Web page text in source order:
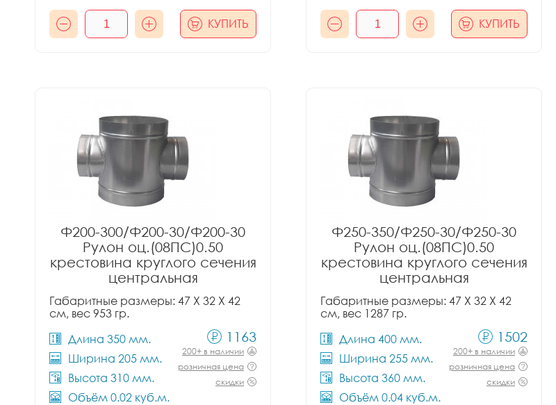
КУПИТЬ КУПИТЬ
Ф200-300/Ф200-30/Ф200-30
Рулон оц.(08ПС)0.50
крестовина круглого сечения
центральная
Габаритные размеры: 47 X 32 X 42
см, вес 953 гр.
Длина 350 мм.
Ширина 205 мм.
Высота 310 мм.
Объём 0.02 куб.м.
1163
200+ в наличии
розничная цена
скидки
Ф250-350/Ф250-30/Ф250-30
Рулон оц.(08ПС)0.50
крестовина круглого сечения
центральная
Габаритные размеры: 47 X 32 X 42
см, вес 1287 гр.
Длина 400 мм.
Ширина 255 мм.
Высота 360 мм.
Объём 0.04 куб.м.
1502
200+ в наличии
розничная цена
скидки